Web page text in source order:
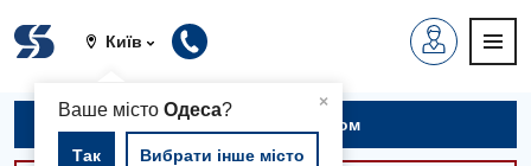
Київ
×
Ваше містоОдеса?
Так Вибрати інше місто
Записатися на прийом